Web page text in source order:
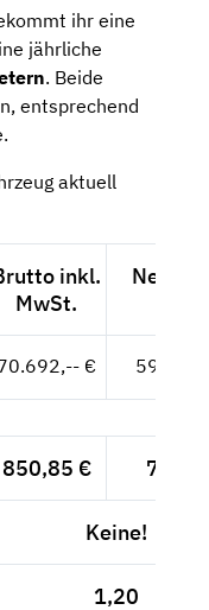
ihr eine
jährliche
. Beide
entsprechend
aktuell
inkl.
MwSt.
Netto
€
850,85 €
Keine!
1,20